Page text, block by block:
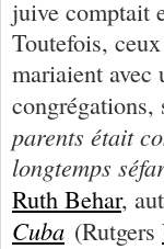
juive comptait
Toutefois,
mariaient avec
congrégations,
parents était
longtemps
Ruth Behar,
Cuba (Rutgers